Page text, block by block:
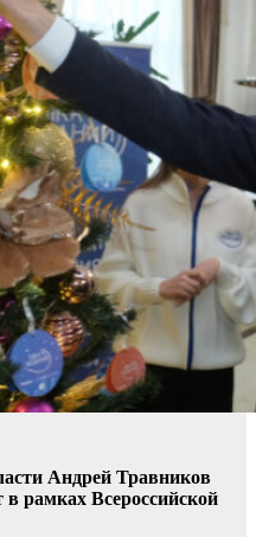
Андрей Травников
рамках Всероссийской